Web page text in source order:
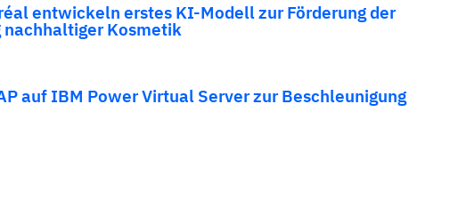
entwickeln erstes KI-Modell zur Förderung der
Kosmetik
auf IBM Power Virtual Server zur Beschleunigung